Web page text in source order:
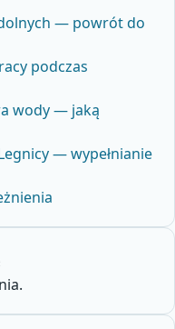
— powrót do
podczas
wody — jaką
— wypełnianie